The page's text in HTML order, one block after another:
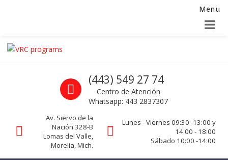
Menu
Skip to navigation
Skip to content
La seguridad de su empresa es nuestro negocio.
Call us
(443) 549 27 74
Centro de Atención
Whatsapp: 443 2837307
Av. Siervo de la
Nación 328-B
Lomas del Valle,
Morelia, Mich.
Lunes - Viernes 09:30 -13:00 y
14:00 - 18:00
Sábado 10:00 -14:00